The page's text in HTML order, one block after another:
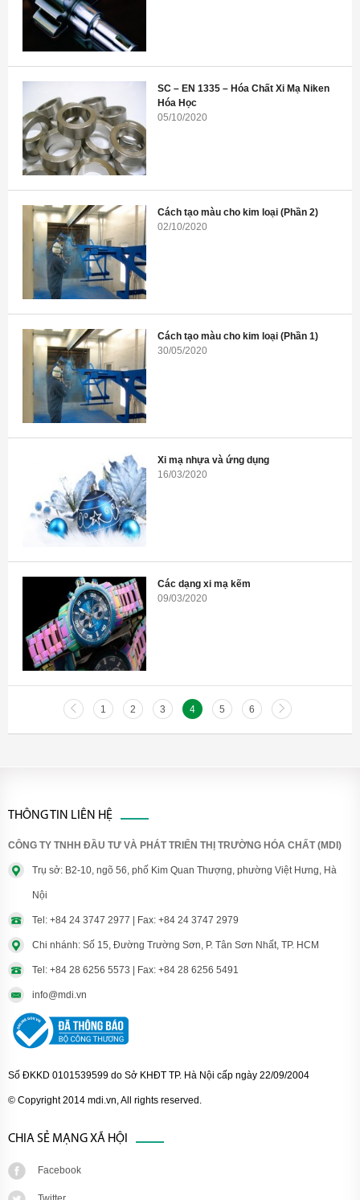
SC – EN 1335 – Hóa Chất Xi Mạ Niken
Hóa Học
05/10/2020
Cách tạo màu cho kim loại (Phần 2)
02/10/2020
Cách tạo màu cho kim loại (Phần 1)
30/05/2020
Xi mạ nhựa và ứng dụng
16/03/2020
Các dạng xi mạ kẽm
09/03/2020
1 2 3 4 5 6
THÔNG TIN LIÊN HỆ
CÔNG TY TNHH ĐẦU TƯ VÀ PHÁT TRIỂN THỊ TRƯỜNG HÓA CHẤT (MDI)
Trụ sở: B2-10, ngõ 56, phố Kim Quan Thượng, phường Việt Hưng, Hà
Nội
Tel: +84 24 3747 2977 | Fax: +84 24 3747 2979
Chi nhánh: Số 15, Đường Trường Sơn, P. Tân Sơn Nhất, TP. HCM
Tel: +84 28 6256 5573 | Fax: +84 28 6256 5491
info@mdi.vn
Số ĐKKD 0101539599 do Sở KHĐT TP. Hà Nội cấp ngày 22/09/2004
© Copyright 2014 mdi.vn, All rights reserved.
CHIA SẺ MẠNG XÃ HỘI
Facebook